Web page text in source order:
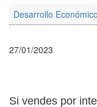
Desarrollo
27/01/2023
Si vendes por